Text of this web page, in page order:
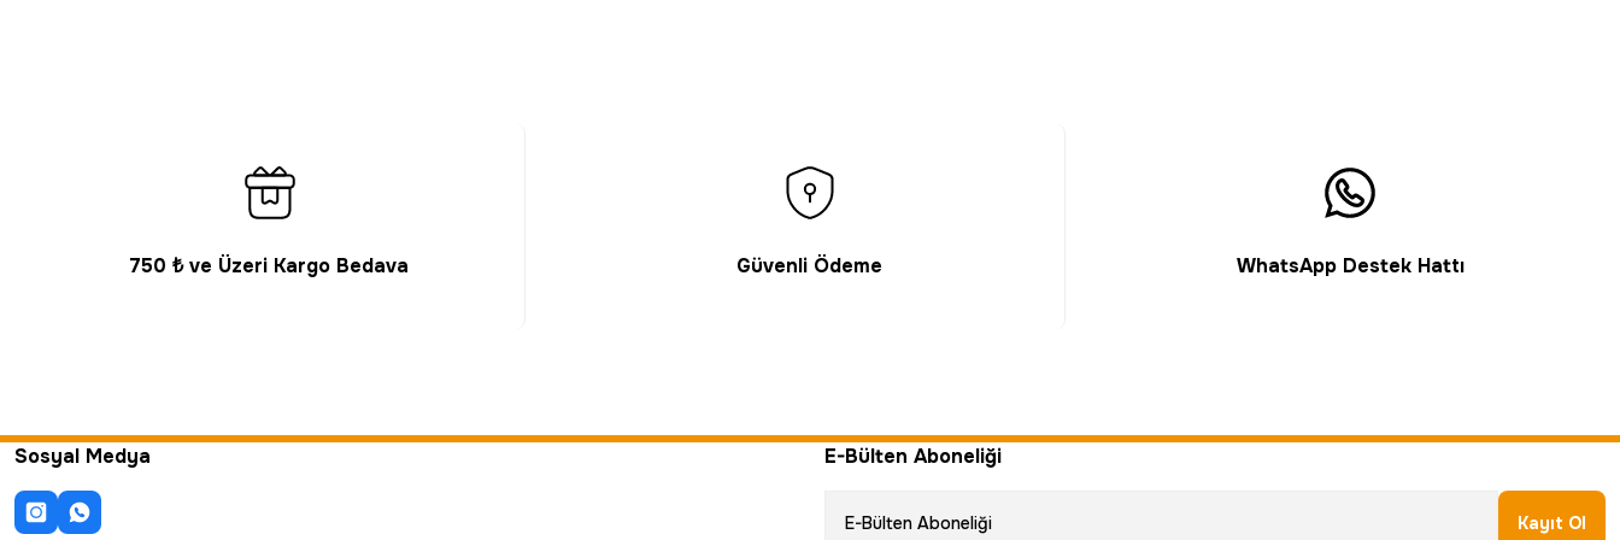
750 ₺ ve Üzeri Kargo Bedava Güvenli Ödeme WhatsApp Destek Hattı
Sosyal Medya E-Bülten Aboneliği
Kayıt Ol